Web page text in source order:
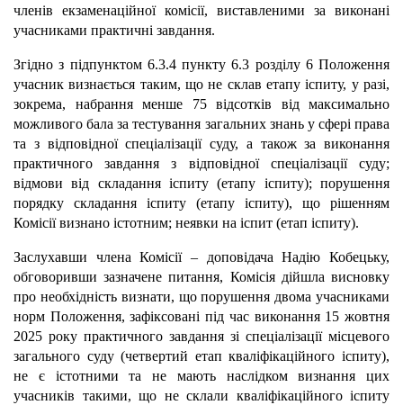
членів екзаменаційної комісії, виставленими за виконані
учасниками практичні завдання.
Згідно з підпунктом 6.3.4 пункту 6.3 розділу 6 Положення
учасник визнається таким, що не склав етапу іспиту, у разі,
зокрема, набрання менше 75 відсотків від максимально
можливого бала за тестування загальних знань у сфері права
та з відповідної спеціалізації суду, а також за виконання
практичного завдання з відповідної спеціалізації суду;
відмови від складання іспиту (етапу іспиту); порушення
порядку складання іспиту (етапу іспиту), що рішенням
Комісії визнано істотним; неявки на іспит (етап іспиту).
Заслухавши члена Комісії – доповідача Надію Кобецьку,
обговоривши зазначене питання, Комісія дійшла висновку
про необхідність визнати, що порушення двома учасниками
норм Положення, зафіксовані під час виконання 15 жовтня
2025 року практичного завдання зі спеціалізації місцевого
загального суду (четвертий етап кваліфікаційного іспиту),
не є істотними та не мають наслідком визнання цих
учасників такими, що не склали кваліфікаційного іспиту